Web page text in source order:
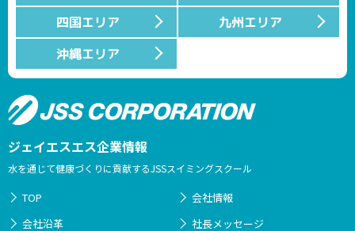
四国エリア
九州エリア
沖縄エリア
ジェイエスエス企業情報
水を通じて健康づくりに貢献するJSSスイミングスクール
TOP
会社情報
会社沿革
社長メッセージ